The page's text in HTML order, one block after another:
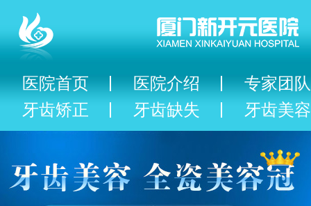
医院首页 医院介绍
专家团队
牙齿矫正
牙齿缺失 牙齿美容